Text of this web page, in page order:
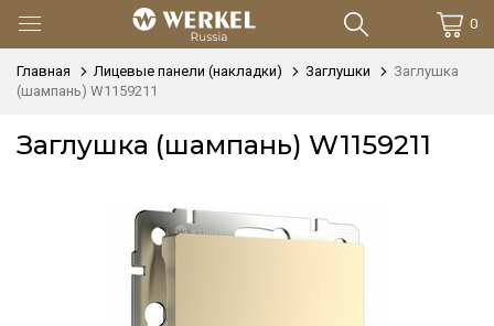
0
Главная Лицевые панели (накладки) Заглушки
Заглушка
(шампань) W1159211
Заглушка (шампань) W1159211